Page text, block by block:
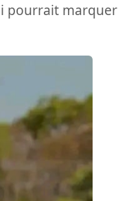
pourrait marquer